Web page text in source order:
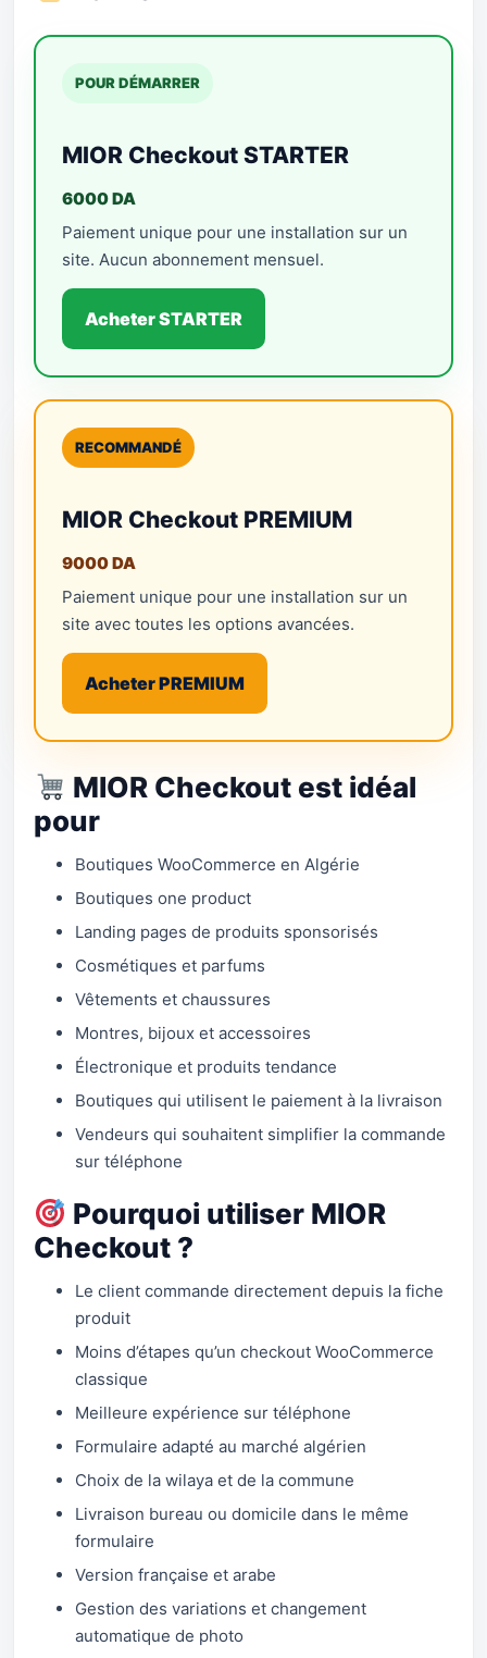
POUR DÉMARRER
MIOR Checkout STARTER
6000 DA
Paiement unique pour une installation sur un
site. Aucun abonnement mensuel.
Acheter STARTER
RECOMMANDÉ
MIOR Checkout PREMIUM
9000 DA
Paiement unique pour une installation sur un
site avec toutes les options avancées.
Acheter PREMIUM
MIOR Checkout est idéal
pour
Boutiques WooCommerce en Algérie
Boutiques one product
Landing pages de produits sponsorisés
Cosmétiques et parfums
Vêtements et chaussures
Montres, bijoux et accessoires
Électronique et produits tendance
Boutiques qui utilisent le paiement à la livraison
Vendeurs qui souhaitent simplifier la commande
sur téléphone
Pourquoi utiliser MIOR
Checkout ?
Le client commande directement depuis la fiche
produit
Moins d’étapes qu’un checkout WooCommerce
classique
Meilleure expérience sur téléphone
Formulaire adapté au marché algérien
Choix de la wilaya et de la commune
Livraison bureau ou domicile dans le même
formulaire
Version française et arabe
Gestion des variations et changement
automatique de photo